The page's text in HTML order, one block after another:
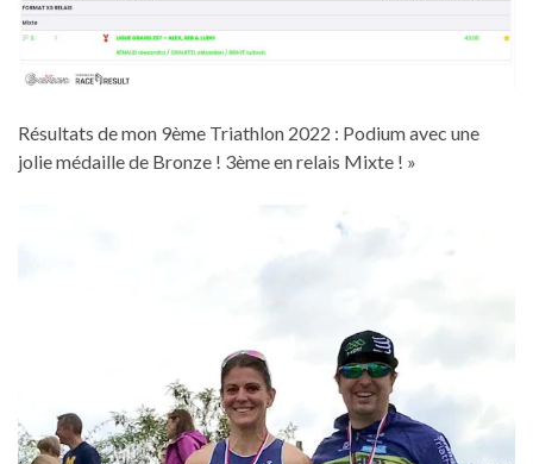
Résultats de mon 9ème Triathlon 2022 : Podium avec une
jolie médaille de Bronze ! 3ème en relais Mixte ! »